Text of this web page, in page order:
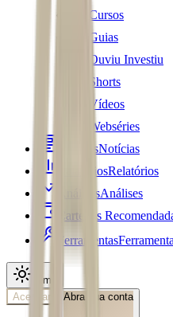
Cursos
Guias
Ouviu Investiu
Shorts
Vídeos
Webséries
NotíciasNotícias
RelatóriosRelatórios
AnálisesAnálises
Carteiras
Ferramentas
Tema
Acessar
Abra sua conta